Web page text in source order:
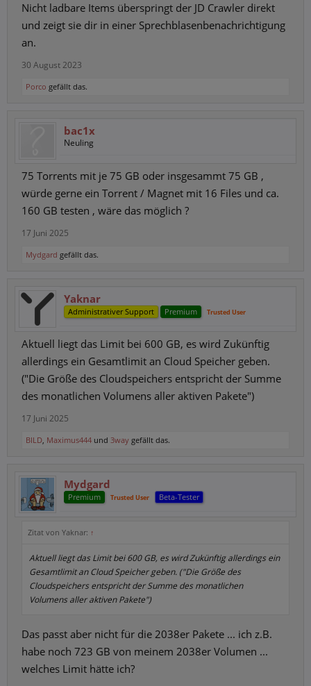
Nicht ladbare Items überspringt der JD Crawler direkt
und zeigt sie dir in einer Sprechblasenbenachrichtigung
an.
30 August 2023
Porco gefällt das.
bac1x
Neuling
75 Torrents mit je 75 GB oder insgesammt 75 GB ,
würde gerne ein Torrent / Magnet mit 16 Files und ca.
160 GB testen , wäre das möglich ?
17 Juni 2025
Mydgard gefällt das.
Yaknar
Administrativer Support Premium Trusted User
Aktuell liegt das Limit bei 600 GB, es wird Zukünftig
allerdings ein Gesamtlimit an Cloud Speicher geben.
("Die Größe des Cloudspeichers entspricht der Summe
des monatlichen Volumens aller aktiven Pakete")
17 Juni 2025
BILD, Maximus444 und 3way gefällt das.
Mydgard
Premium Trusted User Beta-Tester
Zitat von Yaknar: ↑
Aktuell liegt das Limit bei 600 GB, es wird Zukünftig allerdings ein
Gesamtlimit an Cloud Speicher geben. ("Die Größe des
Cloudspeichers entspricht der Summe des monatlichen
Volumens aller aktiven Pakete")
Das passt aber nicht für die 2038er Pakete ... ich z.B.
habe noch 723 GB von meinem 2038er Volumen ...
welches Limit hätte ich?